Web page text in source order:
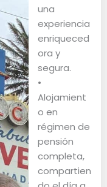
una
experiencia
enriqueced
ora y
segura.
•
Alojamient
o en
régimen de
pensión
completa,
compartien